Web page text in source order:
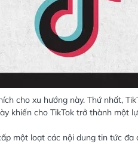
cho xu hướng này. Thứ nhất,
khiến cho TikTok trở thành một
một loạt các nội dung tin tức